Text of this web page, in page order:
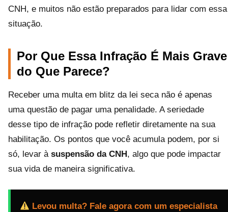
CNH, e muitos não estão preparados para lidar com essa
situação.
Por Que Essa Infração É Mais Grave
do Que Parece?
Receber uma multa em blitz da lei seca não é apenas
uma questão de pagar uma penalidade. A seriedade
desse tipo de infração pode refletir diretamente na sua
habilitação. Os pontos que você acumula podem, por si
só, levar à suspensão da CNH , algo que pode impactar
sua vida de maneira significativa.
Levou multa? Fale agora com um especialista